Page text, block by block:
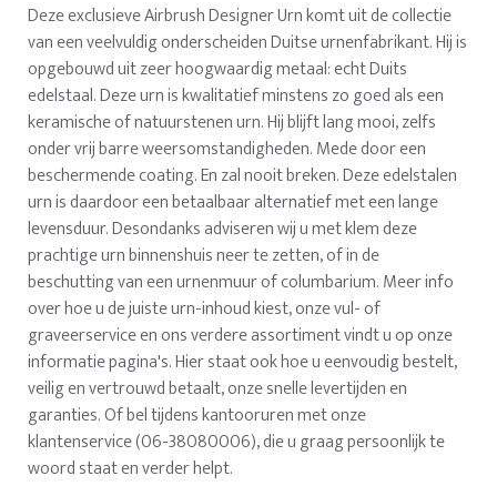
Deze exclusieve Airbrush Designer Urn komt uit de collectie
van een veelvuldig onderscheiden Duitse urnenfabrikant. Hij is
opgebouwd uit zeer hoogwaardig metaal: echt Duits
edelstaal. Deze urn is kwalitatief minstens zo goed als een
keramische of natuurstenen urn. Hij blijft lang mooi, zelfs
onder vrij barre weersomstandigheden. Mede door een
beschermende coating. En zal nooit breken. Deze edelstalen
urn is daardoor een betaalbaar alternatief met een lange
levensduur. Desondanks adviseren wij u met klem deze
prachtige urn binnenshuis neer te zetten, of in de
beschutting van een urnenmuur of columbarium. Meer info
over hoe u de juiste urn-inhoud kiest, onze vul- of
graveerservice en ons verdere assortiment vindt u op onze
informatie pagina's. Hier staat ook hoe u eenvoudig bestelt,
veilig en vertrouwd betaalt, onze snelle levertijden en
garanties. Of bel tijdens kantooruren met onze
klantenservice (06-38080006), die u graag persoonlijk te
woord staat en verder helpt.